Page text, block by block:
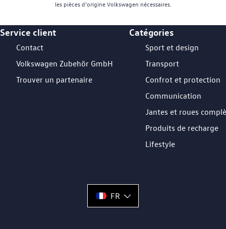
les pièces d’origine Volkswagen nécessaires.
Footer Teaser
Service client
Contact
Volkswagen Zubehör GmbH
Trouver un partenaire
Catégories
Sport et design
Transport
Confrot et protection
Communication
Jantes et roues
Produits de recharge
Lifestyle
FR